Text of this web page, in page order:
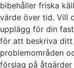
bibehåller friska
värde över tid. Vill
upplägg för din
för att beskriva ditt
problemområden
förslag på